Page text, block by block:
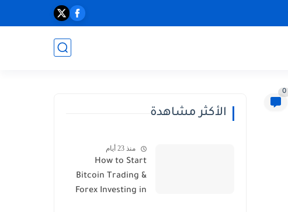
0
الأكثر مشاهدة
منذ 23 أيام
How to Start
Bitcoin Trading &
Forex Investing in